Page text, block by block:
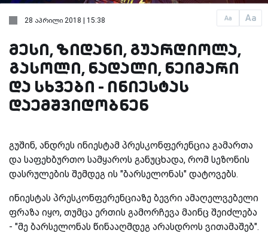
Aa Aa
28 აპრილი 2018 | 15:38
მესი, ზიდანი, გუარდიოლა,
გასოლი, ნადალი, ნეიმარი
და სხვები - ინიესტას
დაემშვიდობნენ
გუშინ, ანდრეს ინიესტამ პრესკონფერენცია გამართა
და საფეხბურთო სამყაროს განუცხადა, რომ სეზონის
დასრულების შემდეგ ის "ბარსელონას" დატოვებს.
ინიესტას პრესკონფერენციაზე ბევრი ამაღელვებელი
ფრაზა იყო, თუმცა ერთის გამორჩევა მაინც შეიძლება
- "მე ბარსელონას წინააღმდეგ არასდროს ვითამაშებ".